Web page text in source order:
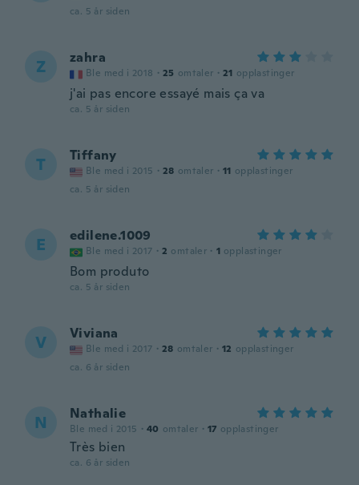
ca. 5 år siden
Z zahra
Ble med i 2018 · 25 omtaler · 21 opplastinger
j'ai pas encore essayé mais ça va
ca. 5 år siden
T Tiffany
Ble med i 2015 · 28 omtaler · 11 opplastinger
ca. 5 år siden
E edilene.1009
Ble med i 2017 · 2 omtaler · 1 opplastinger
Bom produto
ca. 5 år siden
V Viviana
Ble med i 2017 · 28 omtaler · 12 opplastinger
ca. 6 år siden
N Nathalie
Ble med i 2015 · 40 omtaler · 17 opplastinger
Très bien
ca. 6 år siden